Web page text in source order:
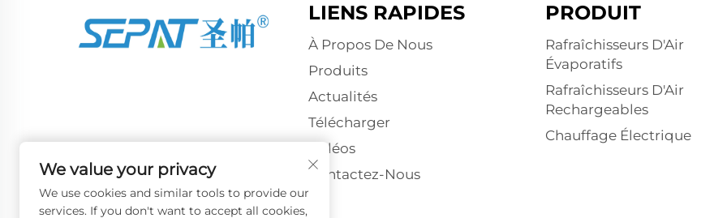
LIENS RAPIDES
À Propos De Nous
Produits
Actualités
Télécharger
Vidéos
Contactez-Nous
PRODUIT
Rafraîchisseurs D'Air
Évaporatifs
Rafraîchisseurs D'Air
Rechargeables
Chauffage Électrique
We value your privacy
We use cookies and similar tools to provide our
services. If you don't want to accept all cookies,